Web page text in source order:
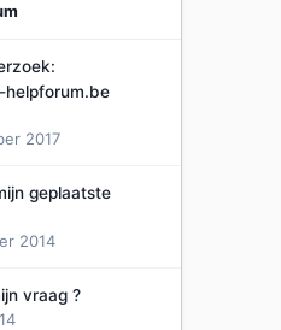
2017
geplaatste
2014
vraag ?